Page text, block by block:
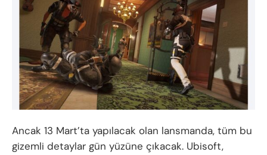
Ancak 13 Mart’ta yapılacak olan lansmanda, tüm bu
gizemli detaylar gün yüzüne çıkacak. Ubisoft,